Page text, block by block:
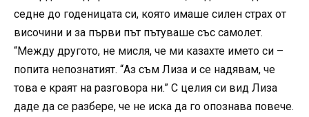
седне до годеницата си, която имаше силен страх от
височини и за първи път пътуваше със самолет.
“Между другото, не мисля, че ми казахте името си –
попита непознатият. “Аз съм Лиза и се надявам, че
това е краят на разговора ни.” С целия си вид Лиза
даде да се разбере, че не иска да го опознава повече.